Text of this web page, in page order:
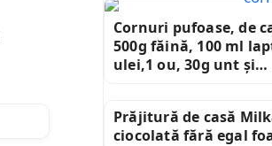
Cornuri pufoase, de
500g făină, 100 ml
ulei,1 ou, 30g unt și…
Prăjitură de casă
ciocolată fără egal